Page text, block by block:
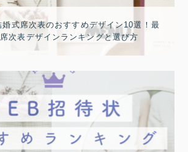
婚式席次表のおすすめデザイン10選！最
次表デザインランキングと選び方